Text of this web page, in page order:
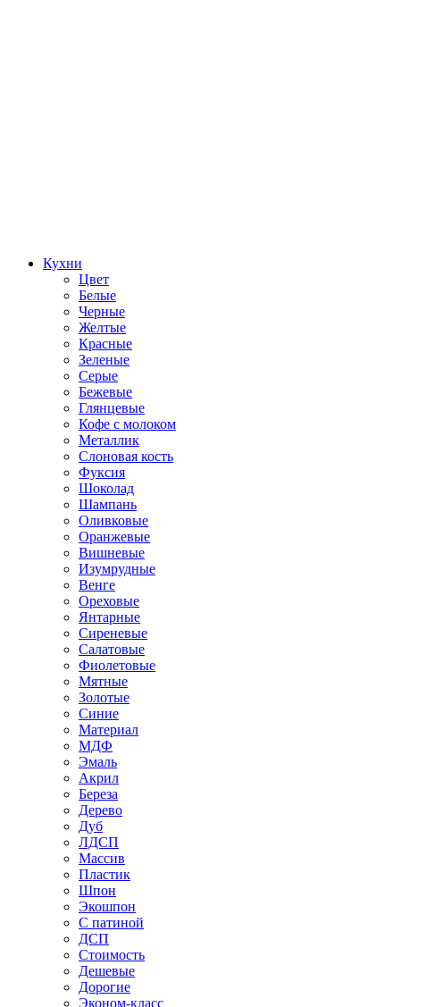
Кухни
Цвет
Белые
Черные
Желтые
Красные
Зеленые
Серые
Бежевые
Глянцевые
Кофе с молоком
Металлик
Слоновая кость
Фуксия
Шоколад
Шампань
Оливковые
Оранжевые
Вишневые
Изумрудные
Венге
Ореховые
Янтарные
Сиреневые
Салатовые
Фиолетовые
Мятные
Золотые
Синие
Материал
МДФ
Эмаль
Акрил
Береза
Дерево
Дуб
ЛДСП
Массив
Пластик
Шпон
Экошпон
С патиной
ДСП
Стоимость
Дешевые
Дорогие
Эконом-класс